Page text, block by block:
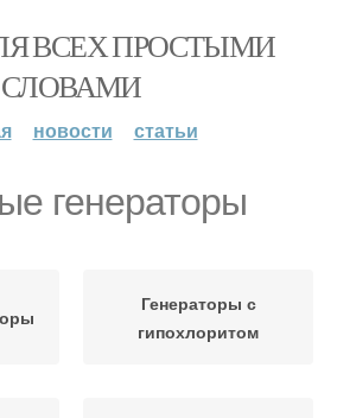
ВСЕХ ПРОСТЫМИ
СЛОВАМИ
новости статьи
генераторы
Генераторы с
гипохлоритом